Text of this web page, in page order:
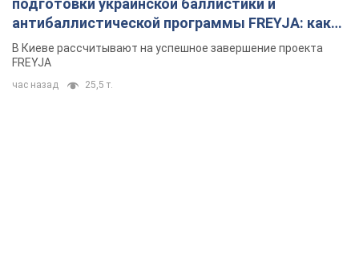
подготовки украинской баллистики и
антибаллистической программы FREYJA: какие
решения готовятся
В Киеве рассчитывают на успешное завершение проекта
FREYJA
час назад 25,5 т.